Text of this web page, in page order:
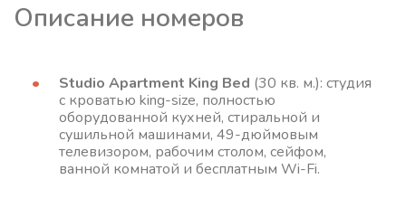
Описание номеров
Studio Apartment King Bed (30 кв. м.): студия
с кроватью king-size, полностью
оборудованной кухней, стиральной и
сушильной машинами, 49-дюймовым
телевизором, рабочим столом, сейфом,
ванной комнатой и бесплатным Wi-Fi.